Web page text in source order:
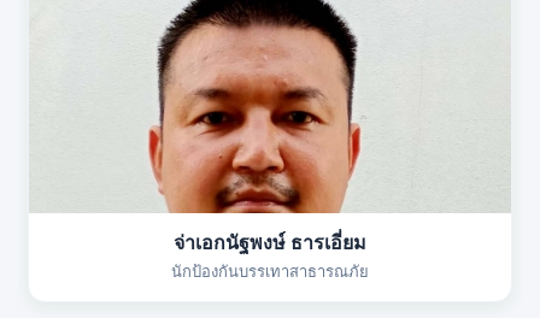
จ่าเอกนัฐพงษ์ ธารเอี่ยม
นักป้องกันบรรเทาสาธารณภัย